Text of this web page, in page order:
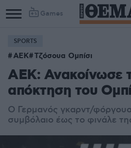
Games
SPORTS
ΑΕΚ Τζόσουα Ομπίσι
ΑΕΚ: Ανακοίνωσε
απόκτηση του
Ο Γερμανός γκαρντ/
συμβόλαιο έως το φινάλε